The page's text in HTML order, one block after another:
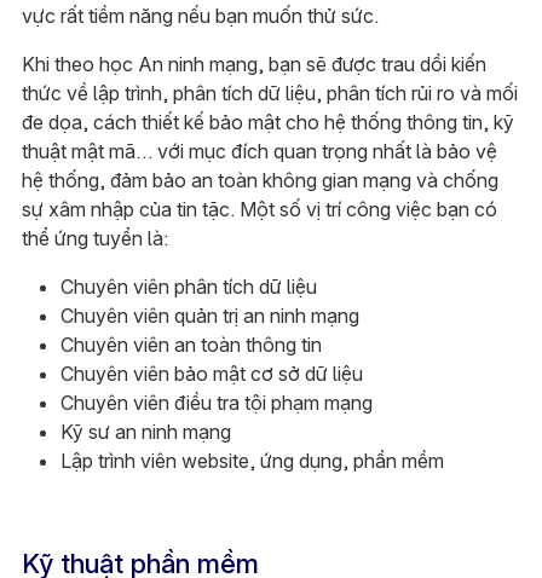
vực rất tiềm năng nếu bạn muốn thử sức.
Khi theo học An ninh mạng, bạn sẽ được trau dồi kiến
thức về lập trình, phân tích dữ liệu, phân tích rủi ro và mối
đe dọa, cách thiết kế bảo mật cho hệ thống thông tin, kỹ
thuật mật mã… với mục đích quan trọng nhất là bảo vệ
hệ thống, đảm bảo an toàn không gian mạng và chống
sự xâm nhập của tin tặc. Một số vị trí công việc bạn có
thể ứng tuyển là:
Chuyên viên phân tích dữ liệu
Chuyên viên quản trị an ninh mạng
Chuyên viên an toàn thông tin
Chuyên viên bảo mật cơ sở dữ liệu
Chuyên viên điều tra tội phạm mạng
Kỹ sư an ninh mạng
Lập trình viên website, ứng dụng, phần mềm
Kỹ thuật phần mềm